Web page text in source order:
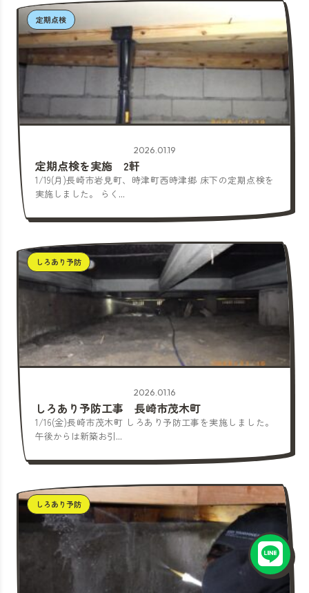
定期点検
2026.01.19
定期点検を実施 2軒
1/19(月)長崎市岩見町、時津町西時津郷 床下の定期点検を
実施しました。 らく...
しろあり予防
2026.01.16
しろあり予防工事 長崎市茂木町
1/16(金)長崎市茂木町 しろあり予防工事を実施しました。
午後からは新築お引...
しろあり予防